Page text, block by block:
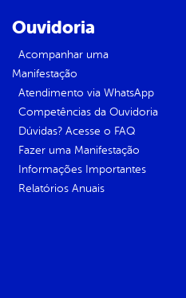
Ouvidoria
Acompanhar uma
Manifestação
Atendimento via WhatsApp
Competências da Ouvidoria
Dúvidas? Acesse o FAQ
Fazer uma Manifestação
Informações Importantes
Relatórios Anuais